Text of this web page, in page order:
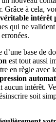
Grâce à cela,
véritable intérêt
qui ne
base de
est tout aussi
en règle avec
aucun intérêt.
soit